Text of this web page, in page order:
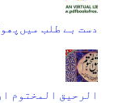
دست بے طلب
الرحیق المختوم